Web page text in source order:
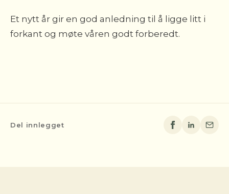
Et nytt år gir en god anledning til å ligge litt i
forkant og møte våren godt forberedt.
Del innlegget